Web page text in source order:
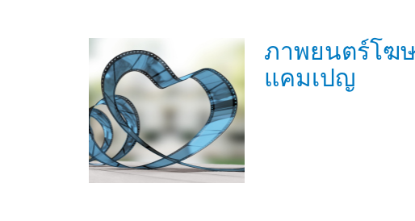
ภาพยนตร์โฆ
แคมเปญ